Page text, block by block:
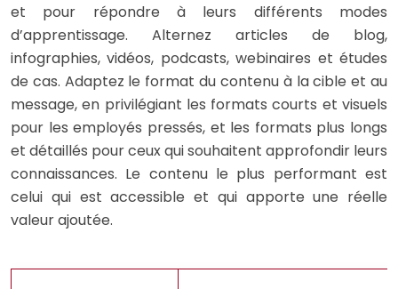
et pour répondre à leurs différents modes
d’apprentissage. Alternez articles de blog,
infographies, vidéos, podcasts, webinaires et études
de cas. Adaptez le format du contenu à la cible et au
message, en privilégiant les formats courts et visuels
pour les employés pressés, et les formats plus longs
et détaillés pour ceux qui souhaitent approfondir leurs
connaissances. Le contenu le plus performant est
celui qui est accessible et qui apporte une réelle
valeur ajoutée.